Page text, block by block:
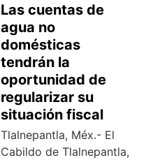
Las cuentas de
agua no
domésticas
tendrán la
oportunidad de
regularizar su
situación fiscal
Tlalnepantla, Méx.- El
Cabildo de Tlalnepantla,